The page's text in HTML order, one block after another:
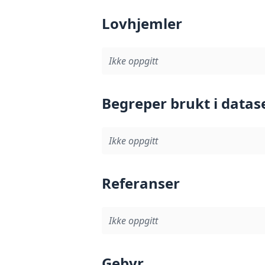
Lovhjemler
Ikke oppgitt
Begreper brukt i
Ikke oppgitt
Referanser
Ikke oppgitt